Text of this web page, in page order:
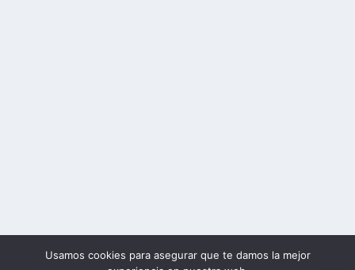
Usamos cookies para asegurar que te damos la mejor